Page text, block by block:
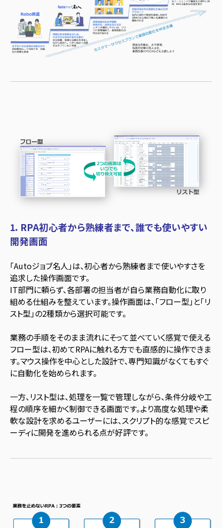
1． RPA初心者から熟練者まで、誰でも使いやすい
開発画面
「Autoジョブ名人」は、初心者から熟練者まで使いやすさを
追求した操作画面です。
IT部門に頼らず、各部署の担当者が自ら業務自動化に取り
組める仕組みを整えています。操作画面は、「フロー型」と「リ
スト型」の2種類から選択可能です。
業務の手順をそのまま流れにそって並べていく感覚で使える
フロー型は、初めてRPAに触れる方でも直感的に操作できま
す。マウス操作を中心とした設計で、専門知識がなくてもすぐ
に自動化を始められます。
一方、リスト型は、処理を一覧で管理しながら、条件分岐や工
程の順序を細かく制御できる画面です。より高度な処理や柔
軟な設計を求めるユーザーには、スクリプト的な感覚でスピ
ーディに開発を進められる点が好評です。